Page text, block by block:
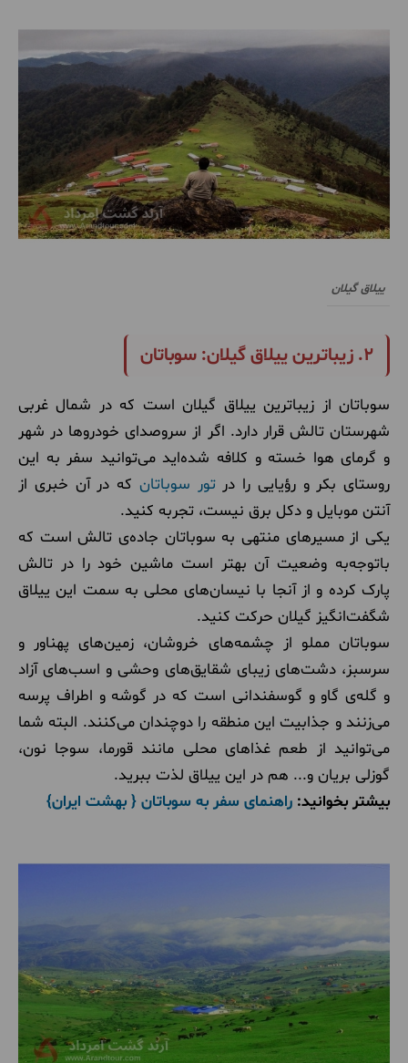
ییلاق گیلان
۲. زیباترین ییلاق گیلان: سوباتان
سوباتان از زیباترین ییلاق گیلان است که در شمال غربی
شهرستان تالش قرار دارد. اگر از سروصدای خودروها در شهر
و گرمای هوا خسته و کلافه شده‌اید می‌توانید سفر به این
روستای بکر و رؤیایی را درتور سوباتان که در آن خبری از
آنتن موبایل و دکل برق نیست، تجربه کنید.
یکی از مسیرهای منتهی به سوباتان جاده‌ی تالش است که
باتوجه‌به وضعیت آن بهتر است ماشین خود را در تالش
پارک کرده و از آنجا با نیسان‌های محلی به سمت این ییلاق
شگفت‌انگیز گیلان حرکت کنید.
سوباتان مملو از چشمه‌های خروشان، زمین‌های پهناور و
سرسبز، دشت‌های زیبای شقایق‌های وحشی و اسب‌های آزاد
و گله‌ی گاو و گوسفندانی است که در گوشه و اطراف پرسه
می‌زنند و جذابیت این منطقه را دوچندان می‌کنند. البته شما
می‌توانید از طعم غذاهای محلی مانند قورما، سوجا نون،
گوزلی بریان و... هم در این ییلاق لذت ببرید.
بیشتر بخوانید: راهنمای سفر به سوباتان { بهشت ایران}